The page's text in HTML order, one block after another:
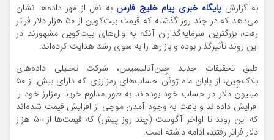
به گزارشپایگاه خبری پیام خلیج فارس به نقل از مهر داده‌ها نشان
می‌دهد که در چند روز گذشته که قیمت بیت‌کوین از ۵۰ هزار دلار فراتر
رفت، بزرگترین سرمایه‌گذاران آنکه به وال‌های بیت‌کوین مشهورند در
این روند تأثیرگذار بوده و بازارها را به سوی رشد هدایت کرده‌اند.
طبق تحقیقات جدید چِین‌آنالیسیس، شرکت تحلیلی داده‌های
بلاک‌چِین، از پایان ماه ژوئن حساب‌های رمزارزی که دارای بیش از ۵۰
میلیون دلار در حساب خود بوده‌اند به طور مداوم خرید رمزارز خود را
افزایش داده‌اند و باعث به وجود آمدن موجی از افزایش قیمت شده‌اند
که این روند تا اواخر آگوست (چند روز پیش) که قیمت‌ها از ۵۰ هزار
دلار فراتر رفتند، ادامه داشته است.